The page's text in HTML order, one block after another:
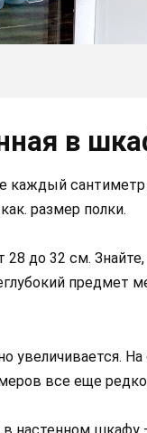
в
каждый сантиметр
размер полки.
28 до 32 см.
предмет
увеличивается.
все еще